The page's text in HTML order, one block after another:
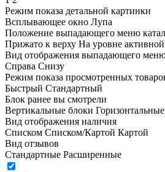
Режим показа детальной картинки
Всплывающее окно Лупа
Положение выпадающего меню
Прижато к верху На уровне
Вид отображения выпадающего меню
Справа Снизу
Режим показа просмотренных
Быстрый Стандартный
Блок ранее вы смотрели
Вертикальные блоки
Вид отображения наличия
Списком Списком/Картой Картой
Вид отзывов
Стандартные Расширенные